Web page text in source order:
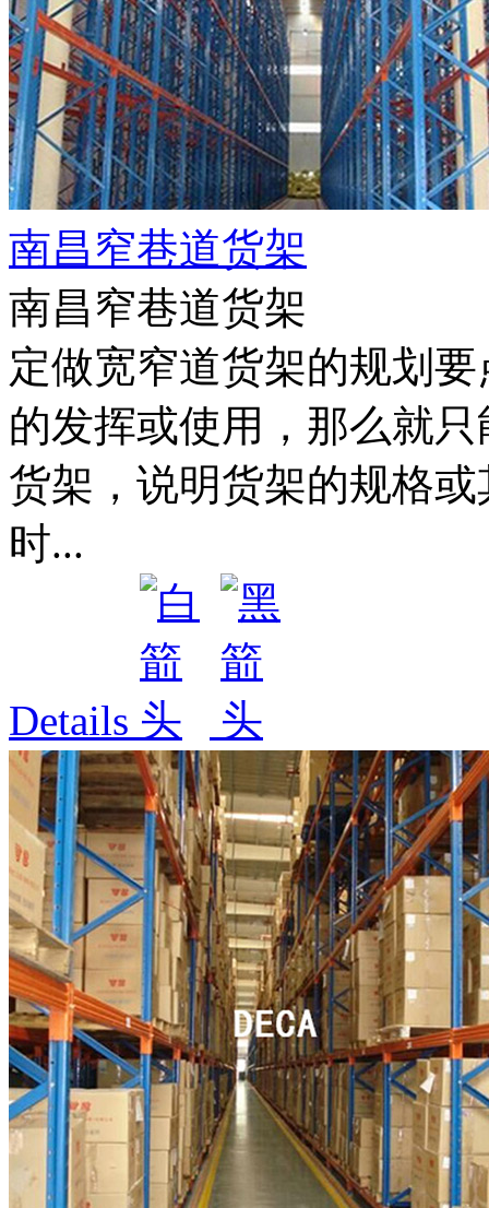
南昌窄巷道货架
南昌窄巷道货架
定做宽窄道货架的规划
的发挥或使用，那么就
货架，说明货架的规格
时...
Details